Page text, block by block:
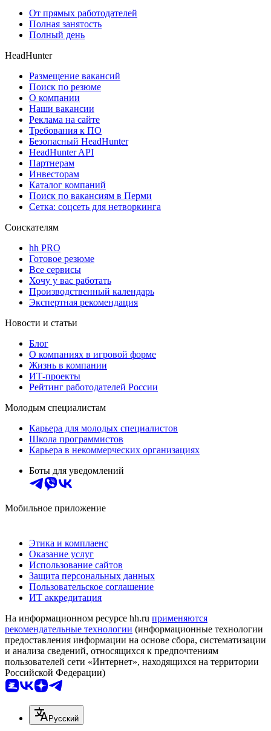
От прямых работодателей
Полная занятость
Полный день
HeadHunter
Размещение вакансий
Поиск по резюме
О компании
Наши вакансии
Реклама на сайте
Требования к ПО
Безопасный HeadHunter
HeadHunter API
Партнерам
Инвесторам
Каталог компаний
Поиск по вакансиям в Перми
Сетка: соцсеть для нетворкинга
Соискателям
hh PRO
Готовое резюме
Все сервисы
Хочу у вас работать
Производственный календарь
Экспертная рекомендация
Новости и статьи
Блог
О компаниях в игровой форме
Жизнь в компании
ИТ-проекты
Рейтинг работодателей России
Молодым специалистам
Карьера для молодых специалистов
Школа программистов
Карьера в некоммерческих организациях
Боты для уведомлений
Мобильное приложение
Этика и комплаенс
Оказание услуг
Использование сайтов
Защита персональных данных
Пользовательское соглашение
ИТ аккредитация
На информационном ресурсе hh.ru применяются
рекомендательные технологии (информационные технологии
предоставления информации на основе сбора, систематизации
и анализа сведений, относящихся к предпочтениям
пользователей сети «Интернет», находящихся на территории
Российской Федерации)
Русский